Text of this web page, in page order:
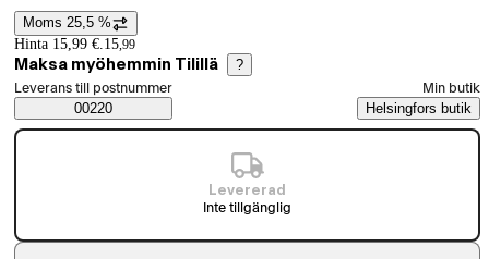
Prisinformation
Moms 25,5 %
Hinta 15,99 €. 15,99
Maksa myöhemmin Tilillä ?
Saatavuustiedot
Välj beställningssätt
Leverans till postnummer
00220
Min butik
Helsingfors butik
Levererad
Inte tillgänglig